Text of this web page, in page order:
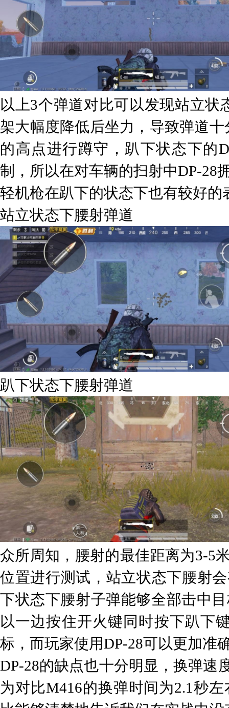
以上3个弹道对比可以发现站立
架大幅度降低后坐力，导致弹道
的高点进行蹲守，趴下状态下的
制，所以在对车辆的扫射中DP-28
轻机枪在趴下的状态下也有较好的
站立状态下腰射弹道
趴下状态下腰射弹道
众所周知，腰射的最佳距离为3-5
位置进行测试，站立状态下腰射
下状态下腰射子弹能够全部击中
以一边按住开火键同时按下趴下
标，而玩家使用DP-28可以更加准
DP-28的缺点也十分明显，换弹速
为对比M416的换弹时间为2.1秒